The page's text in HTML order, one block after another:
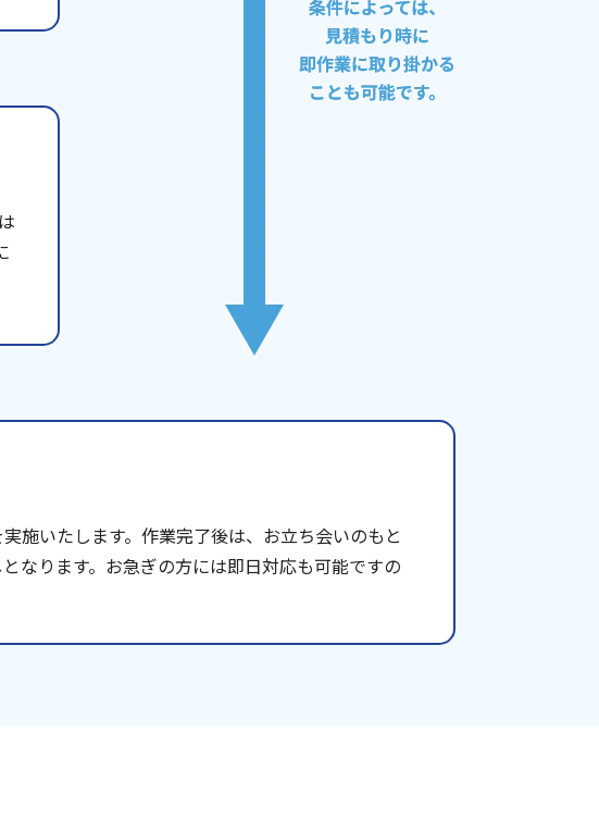
施いたします。作業完了後は、お立ち会いのもと
なります。お急ぎの方には即日対応も可能ですの